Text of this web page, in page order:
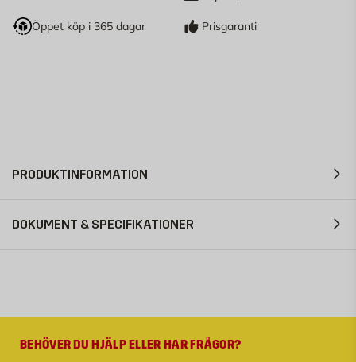
Öppet köp i 365 dagar Prisgaranti
PRODUKTINFORMATION
DOKUMENT & SPECIFIKATIONER
BEHÖVER DU HJÄLP ELLER HAR FRÅGOR?